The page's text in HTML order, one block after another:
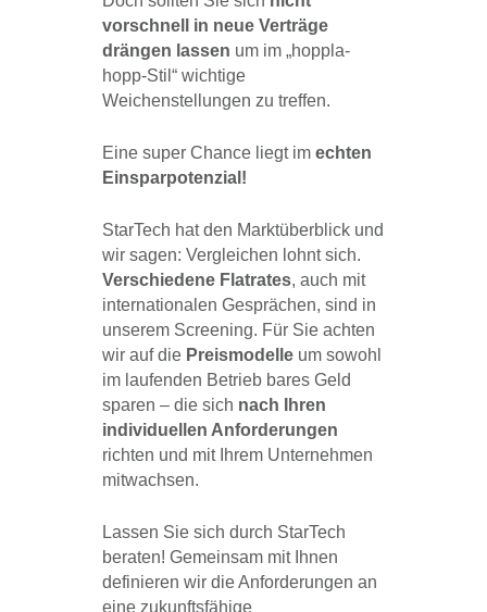
vorschnell in neue Verträge
drängen lassen um im „hoppla-
hopp-Stil“ wichtige
Weichenstellungen zu treffen.
Eine super Chance liegt im echten
Einsparpotenzial!
StarTech hat den Marktüberblick und
wir sagen: Vergleichen lohnt sich.
Verschiedene Flatrates, auch mit
internationalen Gesprächen, sind in
unserem Screening. Für Sie achten
wir auf die Preismodelle um sowohl
im laufenden Betrieb bares Geld
sparen – die sich nach Ihren
individuellen Anforderungen
richten und mit Ihrem Unternehmen
mitwachsen.
Lassen Sie sich durch StarTech
beraten! Gemeinsam mit Ihnen
definieren wir die Anforderungen an
eine zukunftsfähige